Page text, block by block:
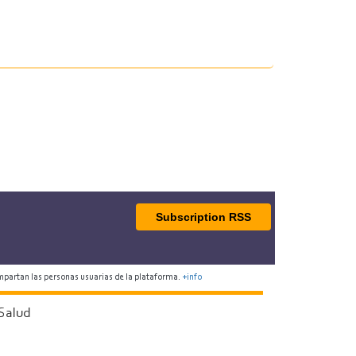
Subscription RSS
las personas usuarias de la plataforma. +info